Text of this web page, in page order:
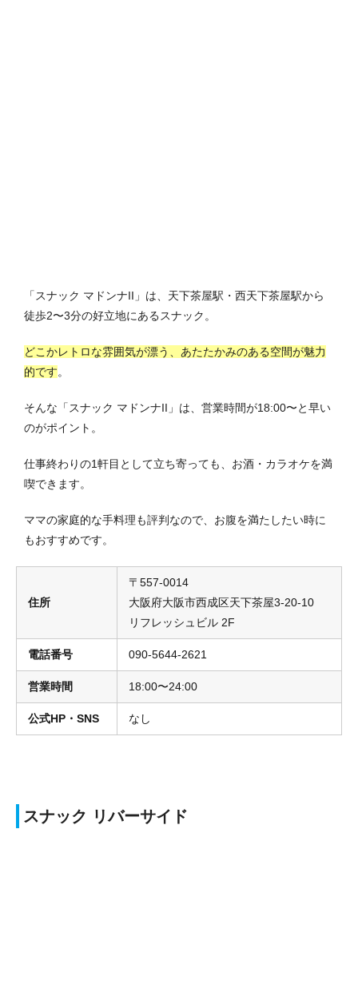
「スナック マドンナII」は、天下茶屋駅・西天下茶屋駅から
徒歩2〜3分の好立地にあるスナック。
どこかレトロな雰囲気が漂う、あたたかみのある空間が魅力
的です。
そんな「スナック マドンナII」は、営業時間が18:00〜と早い
のがポイント。
仕事終わりの1軒目として立ち寄っても、お酒・カラオケを満
喫できます。
ママの家庭的な手料理も評判なので、お腹を満たしたい時に
もおすすめです。
住所
〒557-0014
大阪府大阪市西成区天下茶屋3-20-10
リフレッシュビル 2F
電話番号 090-5644-2621
営業時間 18:00〜24:00
公式HP・SNS なし
スナック リバーサイド